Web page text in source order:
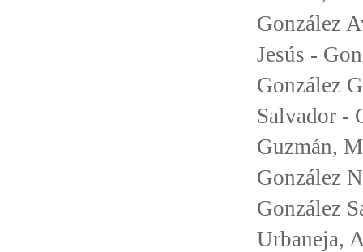
González
Jesús -
González
Salvador -
Guzmán,
González
González
Urbaneja,